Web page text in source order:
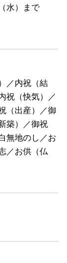
水）まで
／内祝（結
祝（快気）／
（出産）／御
築）／御祝
無地のし／お
／お供（仏